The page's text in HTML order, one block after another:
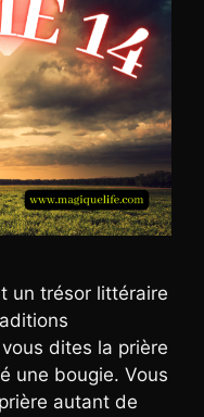
un trésor littéraire
dites la prière
une bougie. Vous
autant de